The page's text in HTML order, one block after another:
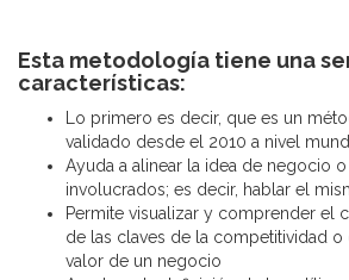
Esta metodología tiene una
características:
Lo primero es decir, que es un
validado desde el 2010 a nivel
Ayuda a alinear la idea de negocio
involucrados; es decir, hablar el
Permite visualizar y comprender el
de las claves de la competitividad
valor de un negocio